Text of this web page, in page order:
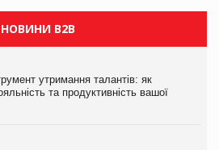
НОВИНИ B2B
утримання талантів: як
та продуктивність вашої